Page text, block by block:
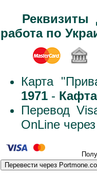
работа по
Карта
1971 -
Перевод
OnLine
Перевести через